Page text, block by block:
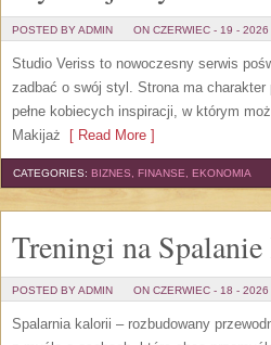
POSTED BY ADMIN ON CZERWIEC - 19 - 2026
Studio Veriss to nowoczesny serwis
zadbać o swój styl. Strona ma
pełne kobiecych inspiracji, w którym
Makijaż [ Read More ]
CATEGORIES: BIZNES, FINANSE, EKONOMIA
Treningi na
POSTED BY ADMIN ON CZERWIEC - 18 - 2026
Spalarnia kalorii – rozbudowany